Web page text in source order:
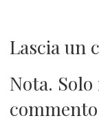
Lascia un
Nota.